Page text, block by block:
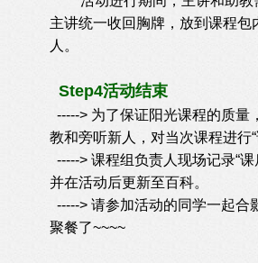
主讲统一收回胸牌，放到课程包
人。
Step4活动结束
-----> 为了保证阳光课程的质量
教和旁听新人，对当次课程进行“
-----> 课程组负责人现场记录“课
并在活动后更新至百科。
-----> 请参加活动的同学一起合
聚餐了~~~~